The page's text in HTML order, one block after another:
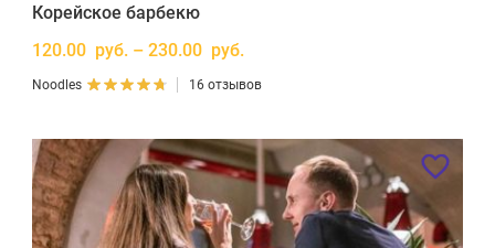
Корейское барбекю
120.00 руб. – 230.00 руб.
Noodles 16 отзывов